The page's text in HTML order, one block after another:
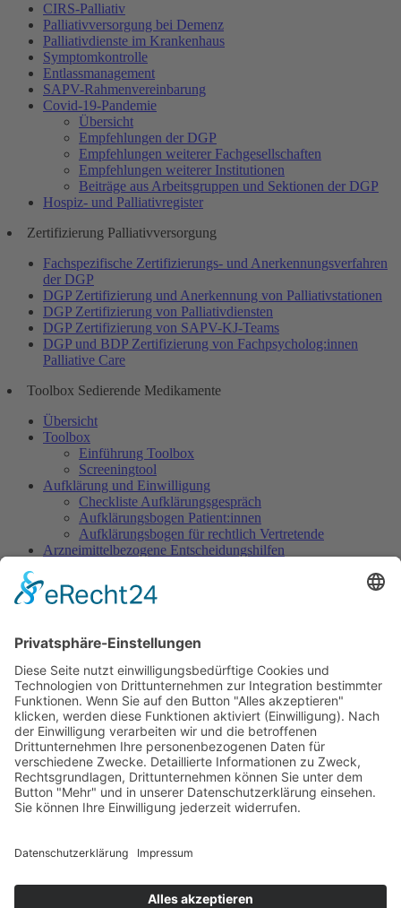
CIRS-Palliativ
Palliativversorgung bei Demenz
Palliativdienste im Krankenhaus
Symptomkontrolle
Entlassmanagement
SAPV-Rahmenvereinbarung
Covid-19-Pandemie
Übersicht
Empfehlungen der DGP
Empfehlungen weiterer Fachgesellschaften
Empfehlungen weiterer Institutionen
Beiträge aus Arbeitsgruppen und Sektionen der DGP
Hospiz- und Palliativregister
Zertifizierung Palliativversorgung
Fachspezifische Zertifizierungs- und Anerkennungsverfahren
der DGP
DGP Zertifizierung und Anerkennung von Palliativstationen
DGP Zertifizierung von Palliativdiensten
DGP Zertifizierung von SAPV-KJ-Teams
DGP und BDP Zertifizierung von Fachpsycholog:innen
Palliative Care
Toolbox Sedierende Medikamente
Übersicht
Toolbox
Einführung Toolbox
Screeningtool
Aufklärung und Einwilligung
Checkliste Aufklärungsgespräch
Aufklärungsbogen Patient:innen
Aufklärungsbogen für rechtlich Vertretende
Arzneimittelbezogene Entscheidungshilfen
Warnliste
Dokumentation
Indikation Existenzielles Leiden
Wunsch nach Sedierung, um das eigene Leben zu
beenden
Sedierung im Rahmen des Beendens künstlicher
Beatmung
Sedierung im SAPV-Kontext
Verringern der Tiefe einer begonnenen Sedierung
Sedierung zur Leidenslinderung vs. zur Abwendung
von Selbst- oder Fremdgefährdung
Informationen für Patientinnen/Patienten und Angehörige
Informationsbroschüre für Patient:innen/Angehörige
Erläuterung für Patient:innen/Angehörige
Übersicht iSedPall
Übertherapie am Lebensende